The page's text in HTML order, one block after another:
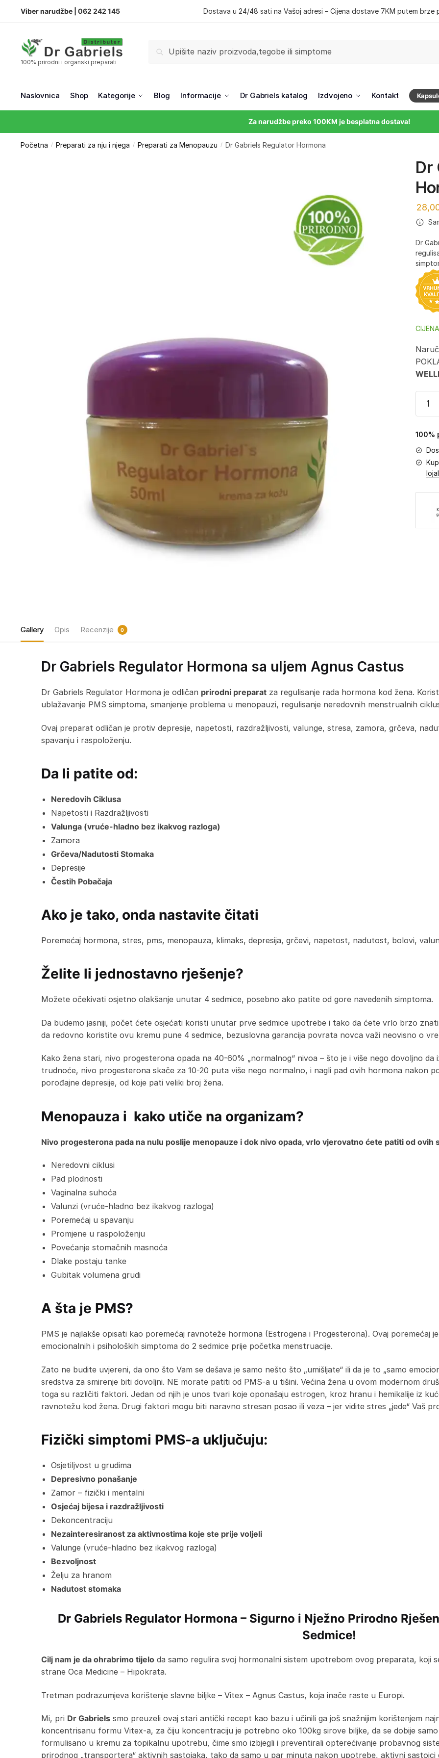
Viber narudžbe | 062 242 145 Dostava u 24/48 sati na Vašoj adresi – Cijena dostave 7KM putem brze
100% prirodni i organski preparati
Pretraži
Naslovnica Shop Kategorije Blog Informacije Dr Gabriels katalog Izdvojeno Kontakt
Za narudžbe preko 100KM je besplatna dostava!
Početna / Preparati za nju i njega / Preparati za Menopauzu / Dr Gabriels Regulator Hormona
Dr
Dr
100%
Gallery Opis Recenzije 0
Dr Gabriels Regulator Hormona sa uljem Agnus Castus
Dr Gabriels Regulator Hormona je odličan prirodni preparatza regulisanje rada hormona kod žena.
ublažavanje PMS simptoma, smanjenje problema u menopauzi, regulisanje neredovnih menstrualnih
Ovaj preparat odličan je protiv depresije, napetosti, razdražljivosti, valunge, stresa, zamora, grčeva,
spavanju i raspoloženju.
Da li patite od:
Neredovih Ciklusa
Napetosti i Razdražljivosti
Valunga (vruće-hladno bez ikakvog razloga)
Zamora
Grčeva/Nadutosti Stomaka
Depresije
Čestih Pobačaja
Ako je tako, onda nastavite čitati
Poremećaj hormona, stres, pms, menopauza, klimaks, depresija, grčevi, napetost, nadutost, bolovi,
Želite li jednostavno rješenje?
Možete očekivati osjetno olakšanje unutar 4 sedmice, posebno ako patite od gore navedenih simptoma.
Da budemo jasniji, počet ćete osjećati koristi unutar prve sedmice upotrebe i tako da ćete vrlo brzo
da redovno koristite ovu kremu pune 4 sedmice, bezuslovna garancija povrata novca važi neovisno o
Kako žena stari, nivo progesterona opada na 40-60% „normalnog“ nivoa – što je i više nego dovoljno
trudnoće, nivo progesterona skače za 10-20 puta više nego normalno, i nagli pad ovih hormona nakon
porođajne depresije, od koje pati veliki broj žena.
Menopauza i kako utiče na organizam?
Nivo progesterona pada na nulu poslije menopauze i dok nivo opada, vrlo vjerovatno ćete patiti od ovih
Neredovni ciklusi
Pad plodnosti
Vaginalna suhoća
Valunzi (vruće-hladno bez ikakvog razloga)
Poremećaj u spavanju
Promjene u raspoloženju
Povećanje stomačnih masnoća
Dlake postaju tanke
Gubitak volumena grudi
A šta je PMS?
PMS je najlakše opisati kao poremećaj ravnoteže hormona (Estrogena i Progesterona). Ovaj poremećaj
emocionalnih i psiholoških simptoma do 2 sedmice prije početka menstruacije.
Zato ne budite uvjereni, da ono što Vam se dešava je samo nešto što „umišljate“ ili da je to „samo
sredstva za smirenje biti dovoljni. NE morate patiti od PMS-a u tišini. Većina žena u ovom modernom
toga su različiti faktori. Jedan od njih je unos tvari koje oponašaju estrogen, kroz hranu i hemikalije iz
ravnotežu kod žena. Drugi faktori mogu biti naravno stresan posao ili veza – jer vidite stres „jede“ Vaš
Fizički simptomi PMS-a uključuju:
Osjetiljvost u grudima
Depresivno ponašanje
Zamor – fizički i mentalni
Osjećaj bijesa i razdražljivosti
Dekoncentraciju
Nezainteresiranost za aktivnostima koje ste prije voljeli
Valunge (vruće-hladno bez ikakvog razloga)
Bezvoljnost
Želju za hranom
Nadutost stomaka
Dr Gabriels Regulator Hormona – Sigurno i Nježno Prirodno
Sedmice!
Cilj nam je da ohrabrimo tijeloda samo regulira svoj hormonalni sistem upotrebom ovog preparata, koji
strane Oca Medicine – Hipokrata.
Tretman podrazumjeva korištenje slavne biljke – Vitex – Agnus Castus, koja inače raste u Europi.
Mi, pri Dr Gabrielssmo preuzeli ovaj stari antički recept kao bazu i učinili ga još snažnijim korištenjem
koncentrisanu formu Vitex-a, za čiju koncentraciju je potrebno oko 100kg sirove biljke, da se dobije
formulisano u kremu za topikalnu upotrebu, čime smo izbjegli i preventirali opterećivanje probavnog
prirodnog „transportera“ aktivnih sastojaka, tako da samo u par minuta nakon upotrebe, aktivni sastojci